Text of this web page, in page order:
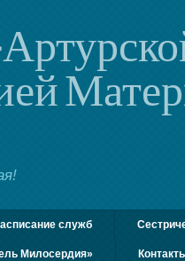
служб
Милосердия»